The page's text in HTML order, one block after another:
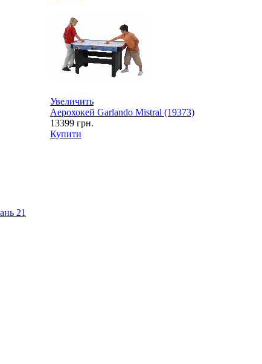
21
Увеличить
Аерохокей Garlando Mistral (19373)
13399 грн.
Купити